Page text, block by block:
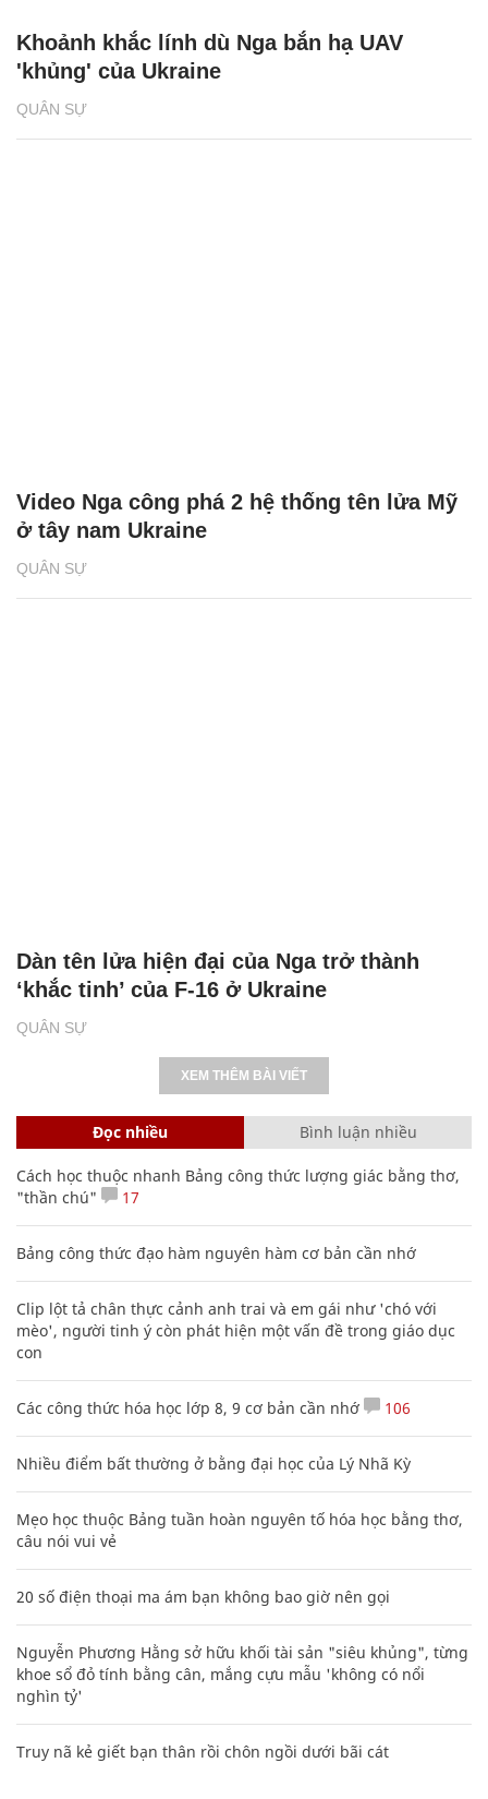
QUÂN SỰ
Khoảnh khắc lính dù Nga bắn hạ UAV
'khủng' của Ukraine
QUÂN SỰ
Video Nga công phá 2 hệ thống tên lửa Mỹ
ở tây nam Ukraine
QUÂN SỰ
Dàn tên lửa hiện đại của Nga trở thành
‘khắc tinh’ của F-16 ở Ukraine
XEM THÊM BÀI VIẾT
Đọc nhiều Bình luận nhiều
Cách học thuộc nhanh Bảng công thức lượng giác bằng thơ,
"thần chú"
17
Bảng công thức đạo hàm nguyên hàm cơ bản cần nhớ
Clip lột tả chân thực cảnh anh trai và em gái như 'chó với
mèo', người tinh ý còn phát hiện một vấn đề trong giáo dục
con
Các công thức hóa học lớp 8, 9 cơ bản cần nhớ 106
Nhiều điểm bất thường ở bằng đại học của Lý Nhã Kỳ
Mẹo học thuộc Bảng tuần hoàn nguyên tố hóa học bằng thơ,
câu nói vui vẻ
20 số điện thoại ma ám bạn không bao giờ nên gọi
Nguyễn Phương Hằng sở hữu khối tài sản "siêu khủng", từng
khoe sổ đỏ tính bằng cân, mắng cựu mẫu 'không có nổi
nghìn tỷ'
Truy nã kẻ giết bạn thân rồi chôn ngồi dưới bãi cát